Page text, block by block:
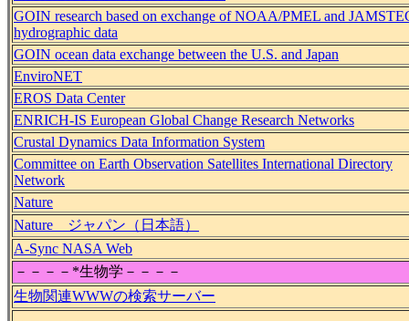
GOIN research based on exchange of NOAA/PMEL and
hydrographic data
GOIN ocean data exchange between the U.S. and Japan
EnviroNET
EROS Data Center
ENRICH-IS European Global Change Research Networks
Crustal Dynamics Data Information System
Committee on Earth Observation Satellites International Directory
Network
Nature
Nature ジャパン（日本語）
A-Sync NASA Web
－－－－*生物学－－－－
生物関連WWWの検索サーバー